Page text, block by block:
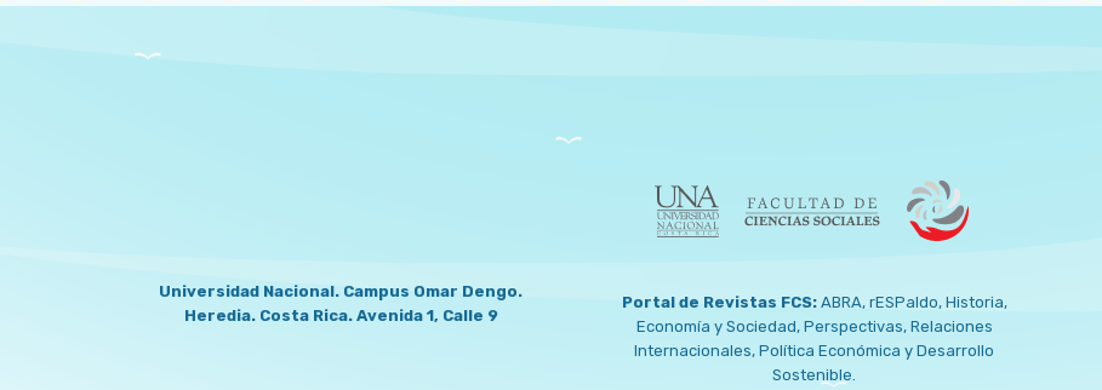
Universidad Nacional. Campus Omar Dengo.
Heredia. Costa Rica. Avenida 1, Calle 9
Portal de Revistas FCS: ABRA, rESPaldo, Historia,
Economía y Sociedad, Perspectivas, Relaciones
Internacionales,Política Económica y Desarrollo
Sostenible.